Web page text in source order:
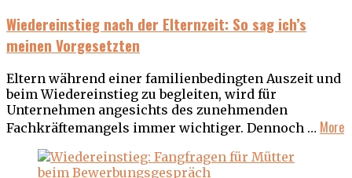
Wiedereinstieg nach der Elternzeit: So sag ich’s
meinen Vorgesetzten
Eltern während einer familienbedingten Auszeit und
beim Wiedereinstieg zu begleiten, wird für
Unternehmen angesichts des zunehmenden
Fachkräftemangels immer wichtiger. Dennoch … More